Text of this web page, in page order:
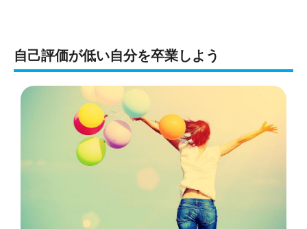
自己評価が低い自分を卒業しよう